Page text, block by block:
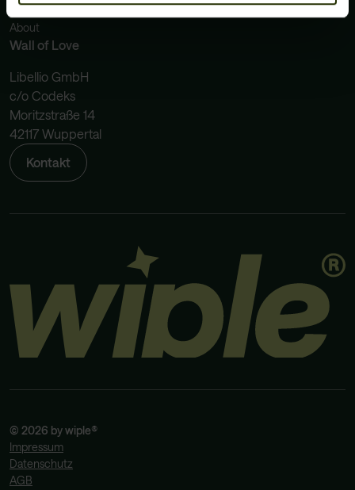
Nach 3 Wochen hatte ich 70 Briefe mit Daten im
Postkasten. Alles gelöscht. Klasse
Susanne
Kein wunder, dass ich spam bekomme bei den
Justin
Jedes Mal, wenn ich von Datenlecks höre, frage ich
mich ob ich betroffen bin. Es ist schön, das jetzt
durch das Löschen verhindern zu können.
Preise
About
Wall of Love
Libellio GmbH
c/o Codeks
Moritzstraße 14
42117 Wuppertal
Kontakt
© 2026 by wiple®
Impressum
Datenschutz
AGB